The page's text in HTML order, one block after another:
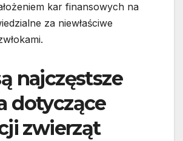
kar finansowych na
za niewłaściwe
najczęstsze
dotyczące
zwierząt